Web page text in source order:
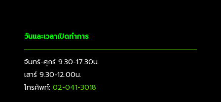
วันและเวลาเปิดทำการ
จันทร์-ศุกร์ 9.30-17.30น.
เสาร์ 9.30-12.00น.
โทรศัพท์: 02-041-3018